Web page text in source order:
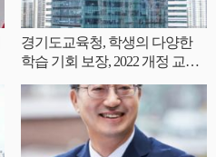
경기도교육청, 학생의 다양한
학습 기회 보장, 2022 개정 교육